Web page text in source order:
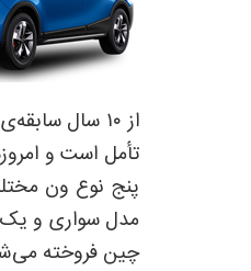
از ۱۰ سال
پنج نوع ون
چین فروخته